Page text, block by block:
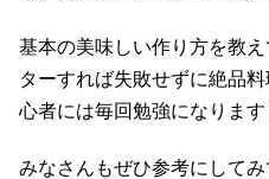
基本の美味しい作り方を教
ターすれば失敗せずに絶品
心者には毎回勉強になります
みなさんもぜひ参考にして